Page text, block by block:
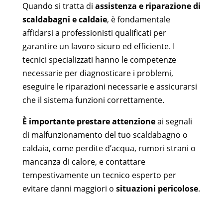
Quando si tratta di assistenza e riparazione di
scaldabagni e caldaie, è fondamentale
affidarsi a professionisti qualificati per
garantire un lavoro sicuro ed efficiente. I
tecnici specializzati hanno le competenze
necessarie per diagnosticare i problemi,
eseguire le riparazioni necessarie e assicurarsi
che il sistema funzioni correttamente.
È importante prestare attenzioneai segnali
di malfunzionamento del tuo scaldabagno o
caldaia, come perdite d’acqua, rumori strani o
mancanza di calore, e contattare
tempestivamente un tecnico esperto per
evitare danni maggiori o situazioni pericolose.